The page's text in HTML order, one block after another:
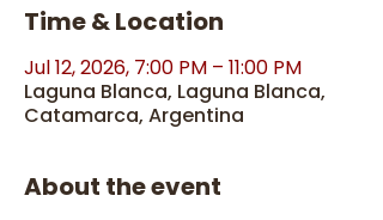
Time & Location
Jul 12, 2026, 7:00 PM – 11:00 PM
Laguna Blanca, Laguna Blanca,
Catamarca, Argentina
About the event